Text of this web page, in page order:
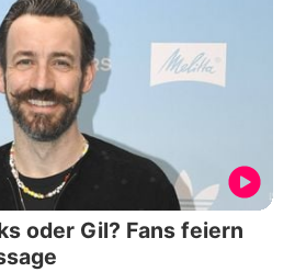
oder Gil? Fans feiern